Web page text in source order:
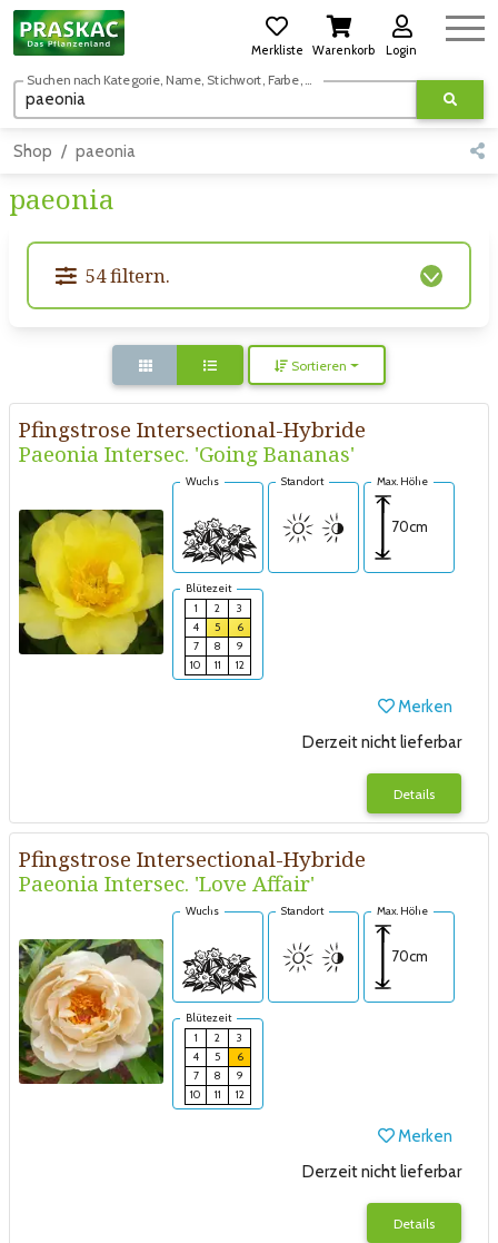
Merkliste Warenkorb Login
Suchen nach Kategorie, Name, Stichwort, Farbe, usw.
Shop paeonia
paeonia
54 filtern.
Sortieren
Pfingstrose Intersectional-Hybride
Paeonia Intersec. 'Going Bananas'
Wuchs Standort Max. Höhe
70cm
Blütezeit
1
2
3
4
5
6
7
8
9
10
11 12
Merken
Derzeit nicht lieferbar
Details
Pfingstrose Intersectional-Hybride
Paeonia Intersec. 'Love Affair'
Wuchs Standort Max. Höhe
70cm
Blütezeit
1
2
3
4
5
6
7
8
9
10
11 12
Merken
Derzeit nicht lieferbar
Details